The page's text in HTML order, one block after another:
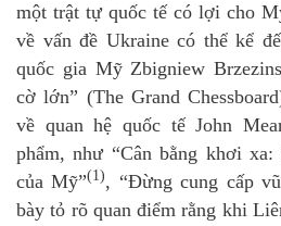
một trật tự quốc tế có lợi cho
về vấn đề Ukraine có thể kể
quốc gia Mỹ Zbigniew
cờ lớn” (The Grand
về quan hệ quốc tế John
phẩm, như “Cân bằng khơi
của Mỹ”(1), “Đừng cung cấp
bày tỏ rõ quan điểm rằng khi